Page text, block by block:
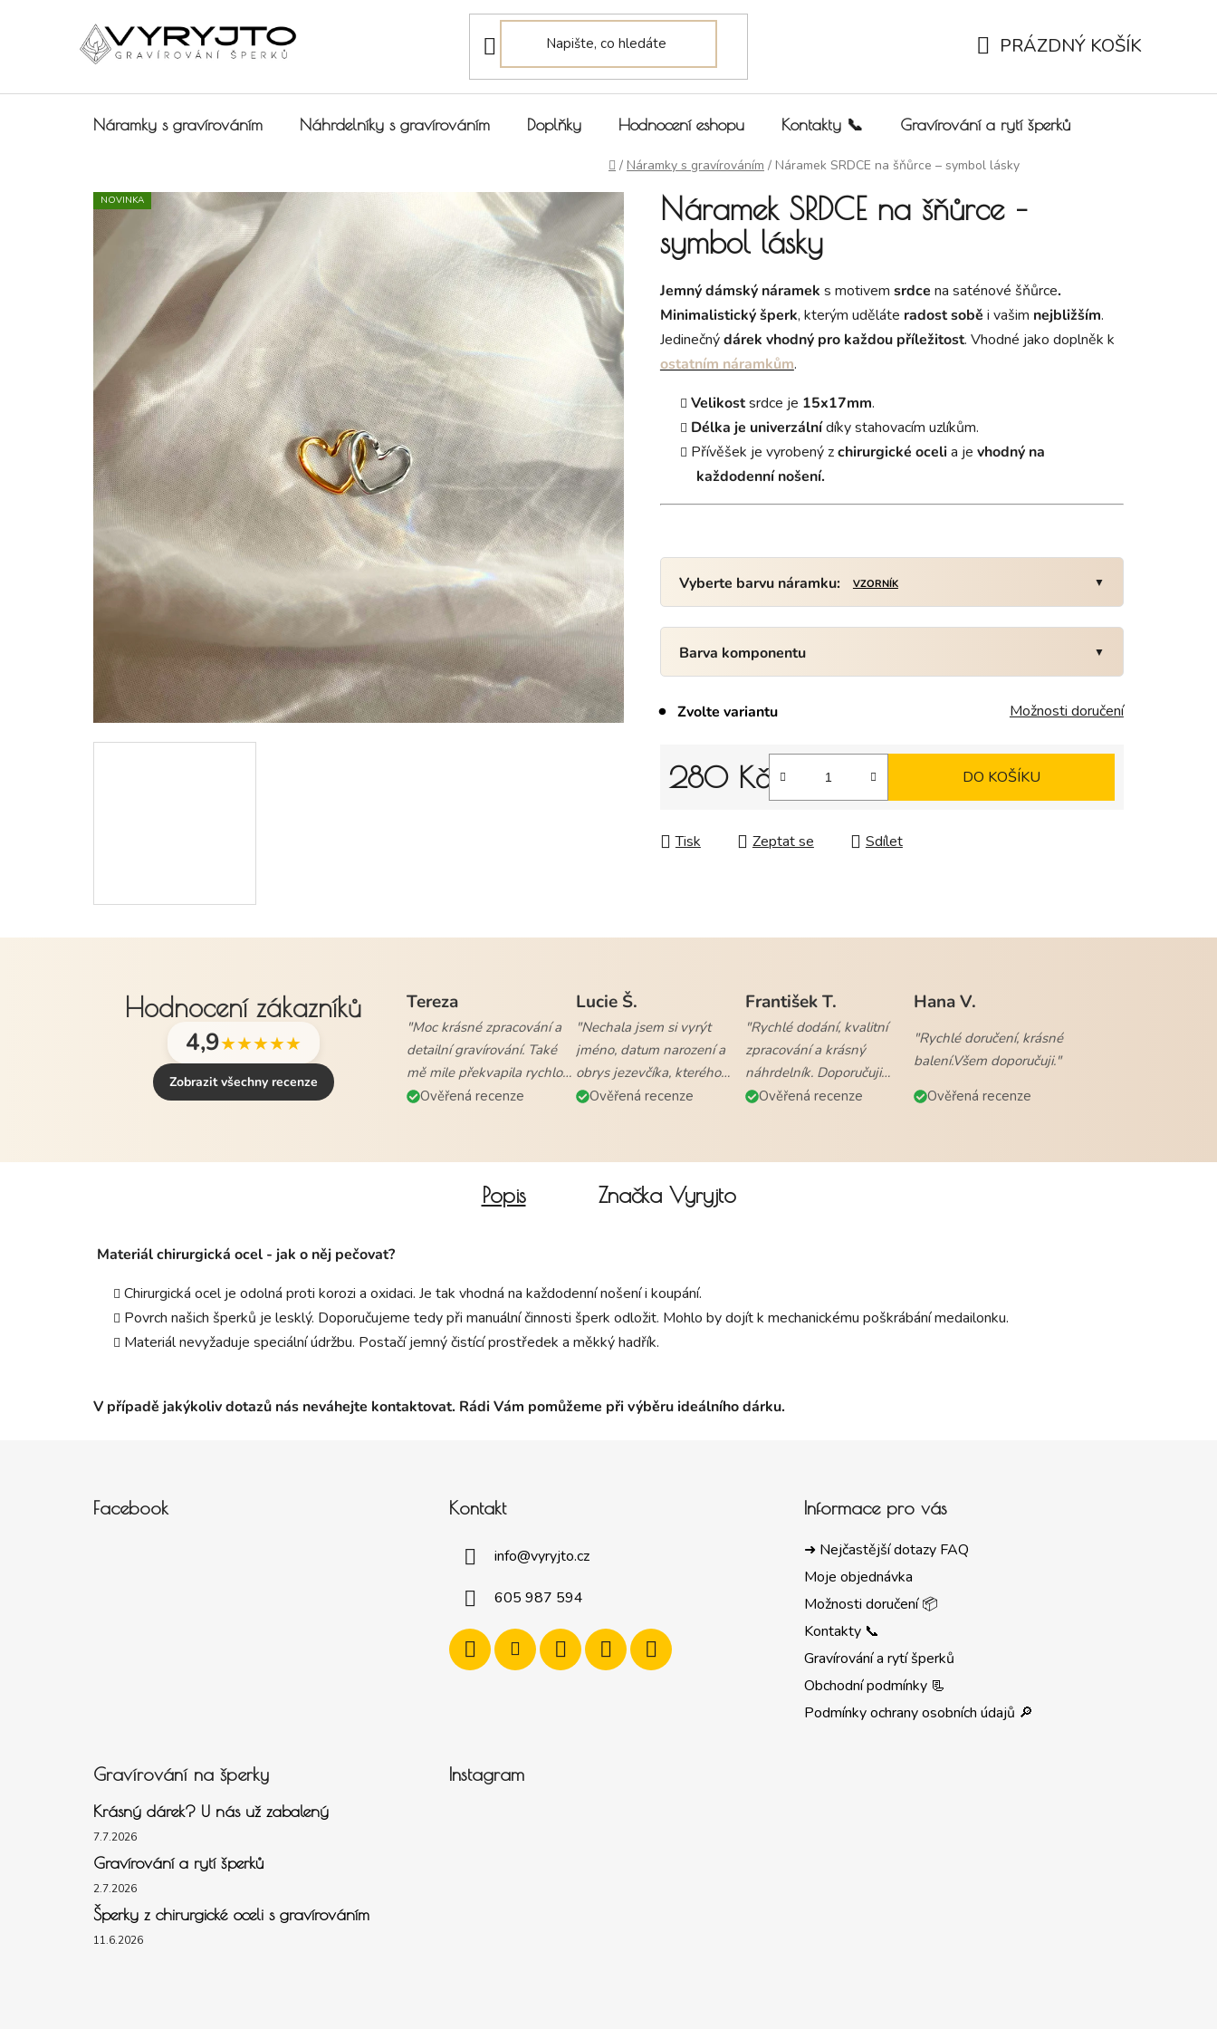
PRÁZDNÝ KOŠÍK
Náramky s gravírováním Náhrdelníky s gravírováním Doplňky Hodnocení eshopu Kontakty 📞 Gravírování a rytí šperků
Domů
/ Náramky s gravírováním / Náramek SRDCE na šňůrce – symbol lásky
Náramek SRDCE na šňůrce –
symbol lásky
Jemný dámský náramek s motivem srdce na saténové šňůrce.
Minimalistický šperk, kterým uděláte radostsobě i vašim nejbližším.
Jedinečnýdárek vhodný pro každou příležitost. Vhodné jako doplněk k
ostatním náramkům.
Velikostsrdce je 15x17mm.
Délka je univerzálnídíky stahovacím uzlíkům.
Přívěšek je vyrobený zchirurgické ocelia je vhodný na
každodenní nošení.
Vyberte barvu náramku: VZORNÍK
Barva komponentu
Zvolte variantu Možnosti doručení
280 Kč DO KOŠÍKU
Tisk Zeptat se Sdílet
NOVINKA
Hodnocení zákazníků
4,9★★★★★
Zobrazit všechny recenze
Tereza
"Moc krásné zpracování a
detailní gravírování. Také
mě mile překvapila rychlost
vyřízení objednávky a
Ověřená recenze
Lucie Š.
"Nechala jsem si vyrýt
jméno, datum narození a
obrys jezevčíka, kterého
mám. Naprostá
Ověřená recenze
František T.
"Rychlé dodání, kvalitní
zpracování a krásný
náhrdelník. Doporučuji
všem."
Ověřená recenze
Hana V.
"Rychlé doručení, krásné
balení.Všem doporučuji."
Ověřená recenze
Popis ZnačkaVyryjto
Materiál chirurgická ocel - jak o něj pečovat?
Chirurgická ocel je odolná proti korozi a oxidaci. Je tak vhodná na každodenní nošení i koupání.
Povrch našich šperků je lesklý. Doporučujeme tedy při manuální činnosti šperk odložit. Mohlo by dojít k mechanickému poškrábání medailonku.
Materiál nevyžaduje speciální údržbu. Postačí jemný čistící prostředek a měkký hadřík.
V případě jakýkoliv dotazů nás neváhejte kontaktovat. Rádi Vám pomůžeme při výběru ideálního dárku.
Facebook Kontakt
info@vyryjto.cz
605 987 594
Informace pro vás
➜ Nejčastější dotazy FAQ
Moje objednávka
Možnosti doručení 📦
Kontakty 📞
Gravírování a rytí šperků
Obchodní podmínky 📃
Podmínky ochrany osobních údajů 🔎
Gravírování na šperky
Krásný dárek? U nás už zabalený
7.7.2026
Gravírování a rytí šperků
2.7.2026
Šperky z chirurgické oceli s gravírováním
11.6.2026
Instagram